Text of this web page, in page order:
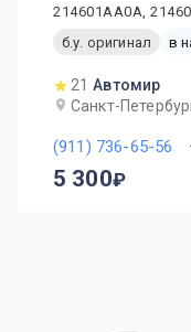
214601AA0A,
б.у. оригинал
в
21 Автомир
Санкт-
(911) 736-65-56
5 300